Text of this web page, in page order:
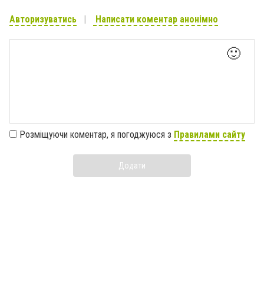
Авторизуватись Написати коментар анонімно
🙂
Розміщуючи коментар, я погоджуюся з Правилами сайту
Додати